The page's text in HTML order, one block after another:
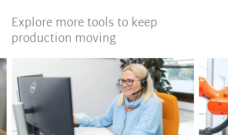
Explore more tools to keep
production moving